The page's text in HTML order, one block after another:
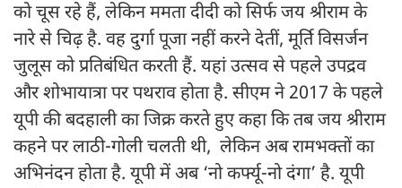
को चूस रहे हैं, लेकिन ममता दीदी को सिर्फ जय श्रीराम के
नारे से चिढ़ है. वह दुर्गा पूजा नहीं करने देतीं, मूर्ति विसर्जन
जुलूस को प्रतिबंधित करती हैं. यहां उत्सव से पहले उपद्रव
और शोभायात्रा पर पथराव होता है. सीएम ने 2017 के पहले
यूपी की बदहाली का जिक्र करते हुए कहा कि तब जय श्रीराम
कहने पर लाठी-गोली चलती थी, लेकिन अब रामभक्तों का
अभिनंदन होता है. यूपी में अब ‘नो कर्फ्यू-नो दंगा’ है. यूपी